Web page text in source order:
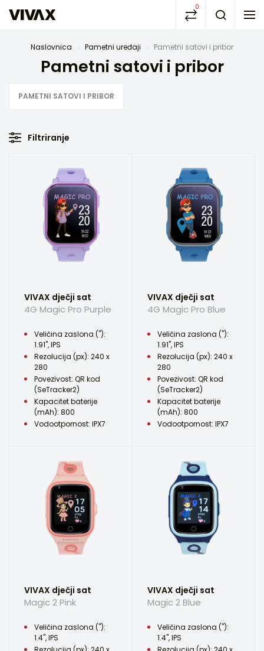
0
Naslovnica Pametni uređaji Pametni satovi i pribor
Pametni satovi i pribor
PAMETNI SATOVI I PRIBOR
Filtriranje
VIVAX dječji sat
4G Magic Pro Purple
Veličina zaslona ("):
1.91", IPS
Rezolucija (px): 240 x
280
Povezivost: QR kod
(SeTracker2)
Kapacitet baterije
(mAh): 800
Vodootpornost: IPX7
VIVAX dječji sat
4G Magic Pro Blue
Veličina zaslona ("):
1.91", IPS
Rezolucija (px): 240 x
280
Povezivost: QR kod
(SeTracker2)
Kapacitet baterije
(mAh): 800
Vodootpornost: IPX7
VIVAX dječji sat
Magic 2 Pink
Veličina zaslona ("):
1.4", IPS
VIVAX dječji sat
Magic 2 Blue
Veličina zaslona ("):
1.4", IPS